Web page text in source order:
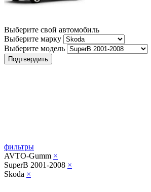
Выберите свой автомобиль
Выберите марку
Выберите модель
Подтвердить
фильтры
AVTO-Gumm ×
SuperB 2001-2008 ×
Skoda ×